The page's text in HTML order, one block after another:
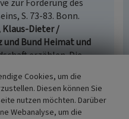
zur Förderung des
S. 73-83. Bonn.
Klaus-Dieter /
Bund Heimat und
erzählen. Die
als Fallbeispiel
und Kulturerbe. In:
Deutschland) (Hrsg.):
S. 56-71. Bonn.
Cookies, um die
Diesen können Sie
nutzen möchten. Darüber
Webanalyse, um die